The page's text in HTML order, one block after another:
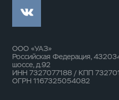
ООО «УАЗ»
Российская Федерация,
шоссе, д.92
ИНН 7327077188 / КПП
ОГРН 1167325054082